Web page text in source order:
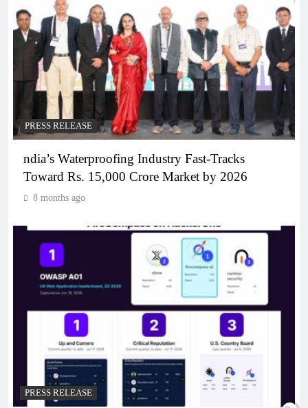
PRESS RELEASE
ndia’s Waterproofing Industry Fast-Tracks
Toward Rs. 15,000 Crore Market by 2026
8 months ago
PRESS RELEASE